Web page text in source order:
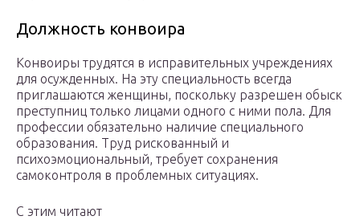
Должность конвоира
Конвоиры трудятся в исправительных учреждениях
для осужденных. На эту специальность всегда
приглашаются женщины, поскольку разрешен обыск
преступниц только лицами одного с ними пола. Для
профессии обязательно наличие специального
образования. Труд рискованный и
психоэмоциональный, требует сохранения
самоконтроля в проблемных ситуациях.
С этим читают